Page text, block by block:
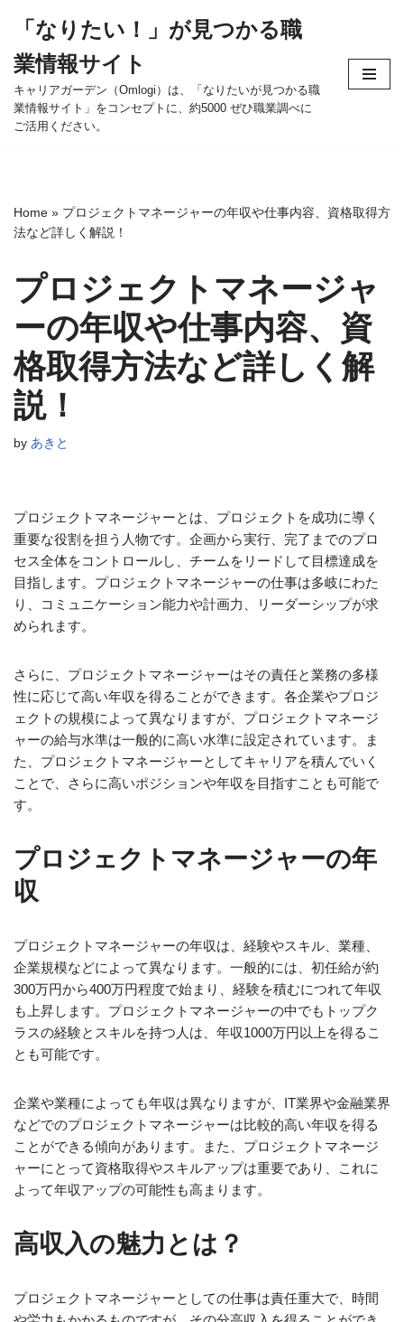
ン
テ
ン
ツ
ッ
プ
「なりたい！」が見つかる職
業情報サイト
キャリアガーデン（Omlogi）は、「なりたいが見つかる職
業情報サイト」をコンセプトに、約5000 ぜひ職業調べに
ご活用ください。
Home » プロジェクトマネージャーの年収や仕事内容、資格取得方
法など詳しく解説！
プロジェクトマネージャ
ーの年収や仕事内容、資
格取得方法など詳しく解
説！
by あきと
プロジェクトマネージャーとは、プロジェクトを成功に導く
重要な役割を担う人物です。企画から実行、完了までのプロ
セス全体をコントロールし、チームをリードして目標達成を
目指します。プロジェクトマネージャーの仕事は多岐にわた
り、コミュニケーション能力や計画力、リーダーシップが求
められます。
さらに、プロジェクトマネージャーはその責任と業務の多様
性に応じて高い年収を得ることができます。各企業やプロジ
ェクトの規模によって異なりますが、プロジェクトマネージ
ャーの給与水準は一般的に高い水準に設定されています。ま
た、プロジェクトマネージャーとしてキャリアを積んでいく
ことで、さらに高いポジションや年収を目指すことも可能で
す。
プロジェクトマネージャーの年
収
プロジェクトマネージャーの年収は、経験やスキル、業種、
企業規模などによって異なります。一般的には、初任給が約
300万円から400万円程度で始まり、経験を積むにつれて年収
も上昇します。プロジェクトマネージャーの中でもトップク
ラスの経験とスキルを持つ人は、年収1000万円以上を得るこ
とも可能です。
企業や業種によっても年収は異なりますが、IT業界や金融業界
などでのプロジェクトマネージャーは比較的高い年収を得る
ことができる傾向があります。また、プロジェクトマネージ
ャーにとって資格取得やスキルアップは重要であり、これに
よって年収アップの可能性も高まります。
高収入の魅力とは？
プロジェクトマネージャーとしての仕事は責任重大で、時間